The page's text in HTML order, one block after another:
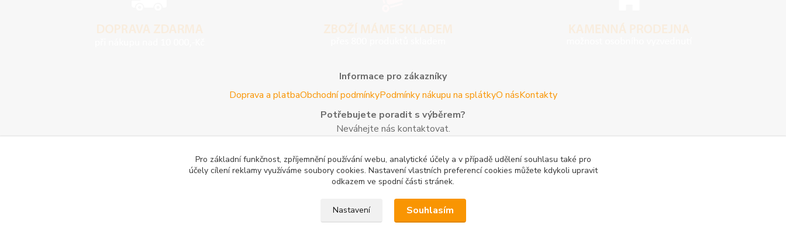
Informace pro zákazníky
Doprava a platbaObchodní podmínkyPodmínky nákupu na splátkyO násKontakty
Potřebujete poradit s výběrem?
Neváhejte nás kontaktovat.
Email:info@agroczechia.cz- kdykoliv
Užitečné informace
Woodman.sk - Predaj lesníckeho náradia a potriebFormulář odstoupení o smlouvy
oblečení a obuvi
Mapa stránek
Pro základní funkčnost, zpříjemnění používání webu, analytické účely a v případě udělení souhlasu také pro
účely cílení reklamy využíváme soubory cookies. Nastavení vlastních preferencí cookies můžete kdykoli upravit
odkazem ve spodní části stránek.
Nastavení Souhlasím